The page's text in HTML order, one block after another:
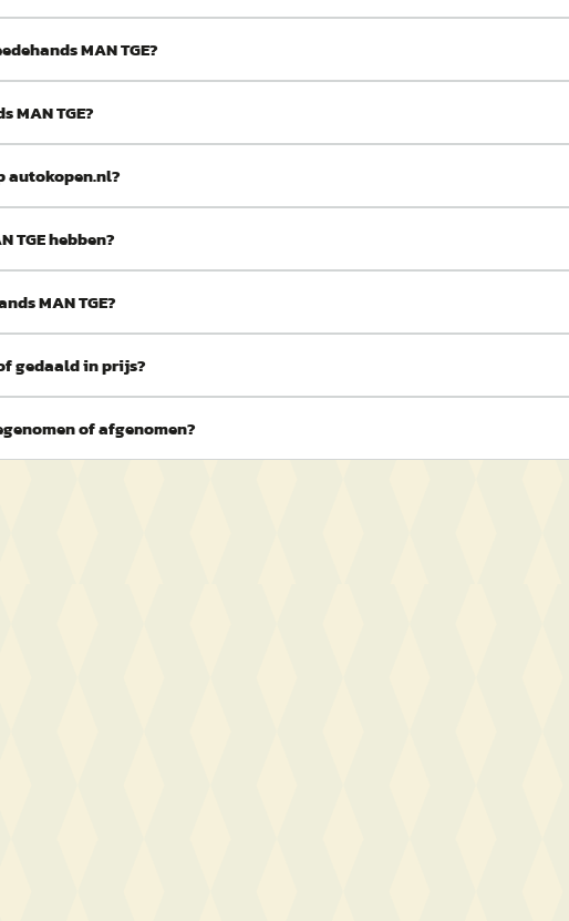
MAN TGE?
MAN TGE?
autokopen.nl?
TGE hebben?
MAN TGE?
gedaald in prijs?
of afgenomen?